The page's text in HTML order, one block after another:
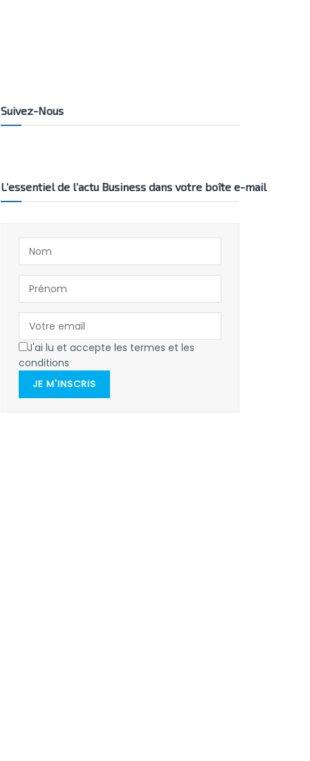
Suivez-Nous
L’essentiel de l’actu Business dans votre boîte e-mail
J'ai lu et accepte les termes et les
conditions
JE M'INSCRIS